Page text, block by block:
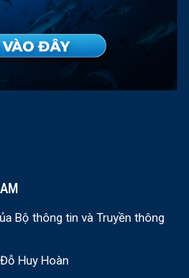
Bộ thông tin và Truyền thông
Huy Hoàn